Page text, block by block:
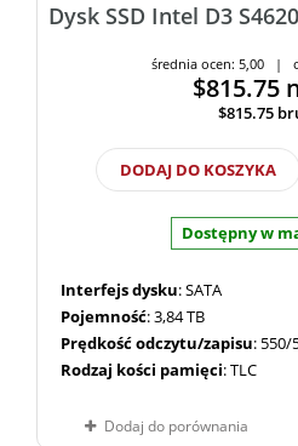
Dysk SSD Intel D3
średnia ocen: 5,00 |
$815.75
$815.75
DODAJ DO KOSZYKA
Dostępny w
Interfejs dysku: SATA
Pojemność: 3,84 TB
Prędkość odczytu/zapisu: 550/
Rodzaj kości pamięci: TLC
Dodaj do porównania